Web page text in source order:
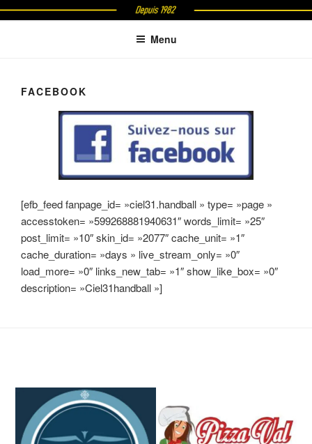
Aller
auCIEL31 HANDBALL
Menu
FACEBOOK
[efb_feed fanpage_id= »ciel31.handball » type= »page »
accesstoken= »599268881940631″ words_limit= »25″
post_limit= »10″ skin_id= »2077″ cache_unit= »1″
cache_duration= »days » live_stream_only= »0″
load_more= »0″ links_new_tab= »1″ show_like_box= »0″
description= »Ciel31handball »]